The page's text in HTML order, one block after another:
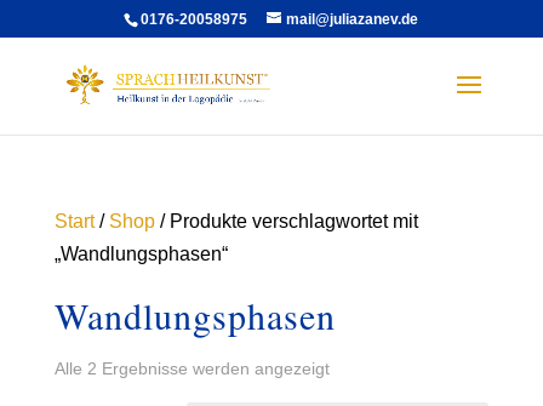
0176-20058975 mail@juliazanev.de
Start/ Shop/ Produkte verschlagwortet mit
„Wandlungsphasen“
Wandlungsphasen
Alle 2 Ergebnisse werden angezeigt